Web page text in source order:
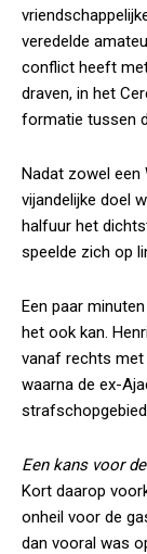
veredelde
conflict heeft
draven, in het
formatie tussen
Nadat zowel een
vijandelijke doel
halfuur het
speelde zich op
Een paar
het ook kan.
vanaf rechts met
waarna de ex-
Een kans voor
Kort daarop
onheil voor de
dan vooral was